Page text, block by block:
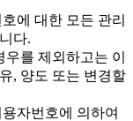
에 대한 모든 관리
다.
를 제외하고는 이
, 양도 또는 변경할
자번호에 의하여